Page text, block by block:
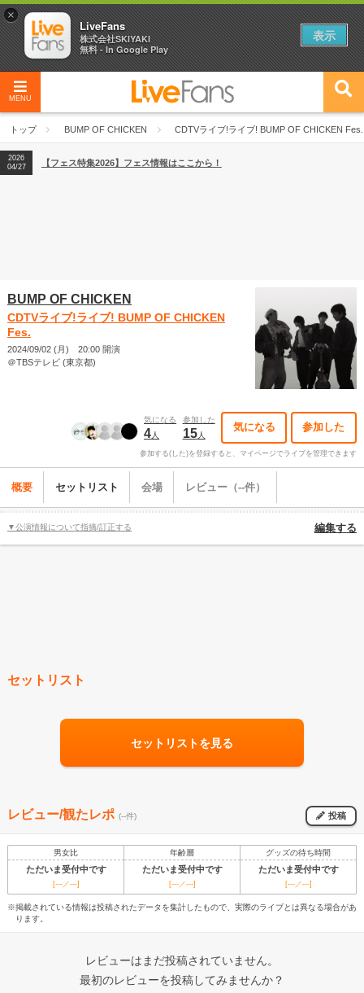
MENU
トップ BUMP OF CHICKEN CDTVライブ!ライブ! BUMP OF CHICKEN Fes.
2026
04/27
2026
【ライブ動員ランキング】2026年上半期編発表！
2026
04/27
【フェス特集2026】フェス情報はここから！
BUMP OF CHICKEN
CDTVライブ!ライブ! BUMP OF CHICKEN
Fes.
2024/09/02 (月) 20:00 開演
＠TBSテレビ (東京都)
気になる
4人
参加した
15人
気になる 参加した
参加する(した)を登録すると、マイページでライブを管理できます
概要 セットリスト 会場 レビュー（--件）
▼公演情報について指摘/訂正する 編集する
セットリスト
セットリストを見る
レビュー/観たレポ (--件) 投稿
男女比 年齢層 グッズの待ち時間
ただいま受付中です ただいま受付中です ただいま受付中です
[---／---] [---／---] [---／---]
※掲載されている情報は投稿されたデータを集計したもので、実際のライブとは異なる場合があ
ります。
レビューはまだ投稿されていません。
最初のレビューを投稿してみませんか？
×
LiveFans
株式会社SKIYAKI
無料 - In Google Play
表示